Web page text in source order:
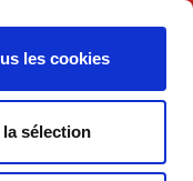
les cookies
sélection